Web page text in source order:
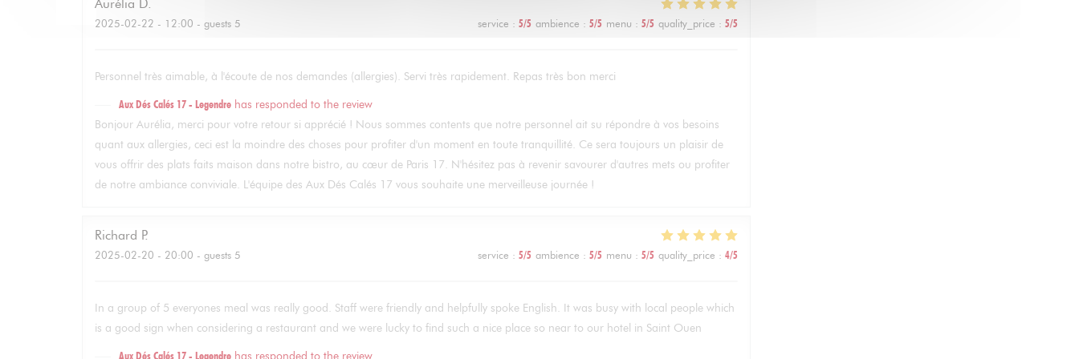
Aurélia D
2025-02-22 - 12:00 - guests 5 service : 5/5 ambience : 5/5 menu : 5/5 quality_price : 5/5
Personnel très aimable, à l'écoute de nos demandes (allergies). Servi très rapidement. Repas très bon merci
Aux Dés Calés 17 - Legendre has responded to the review
Bonjour Aurélia, merci pour votre retour si apprécié ! Nous sommes contents que notre personnel ait su répondre à vos besoins
quant aux allergies, ceci est la moindre des choses pour profiter d'un moment en toute tranquillité. Ce sera toujours un plaisir de
vous offrir des plats faits maison dans notre bistro, au cœur de Paris 17. N'hésitez pas à revenir savourer d'autres mets ou profiter
de notre ambiance conviviale. L'équipe des Aux Dés Calés 17 vous souhaite une merveilleuse journée !
Richard P
2025-02-20 - 20:00 - guests 5 service : 5/5 ambience : 5/5 menu : 5/5 quality_price : 4/5
In a group of 5 everyones meal was really good. Staff were friendly and helpfully spoke English. It was busy with local people which
is a good sign when considering a restaurant and we were lucky to find such a nice place so near to our hotel in Saint Ouen
Aux Dés Calés 17 - Legendre has responded to the review